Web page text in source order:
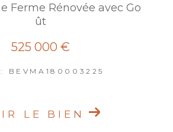
Ferme Rénovée avec Go
ût
525 000 €
: BEVMA180003225
LE BIEN